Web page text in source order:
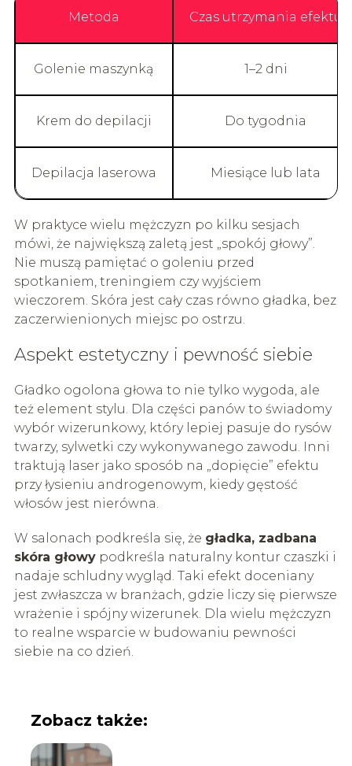
Metoda Czas utrzymania efektu
Golenie maszynką 1–2 dni
Krem do depilacji Do tygodnia
Depilacja laserowa Miesiące lub lata
W praktyce wielu mężczyzn po kilku sesjach
mówi, że największą zaletą jest „spokój głowy”.
Nie muszą pamiętać o goleniu przed
spotkaniem, treningiem czy wyjściem
wieczorem. Skóra jest cały czas równo gładka, bez
zaczerwienionych miejsc po ostrzu.
Aspekt estetyczny i pewność siebie
Gładko ogolona głowa to nie tylko wygoda, ale
też element stylu. Dla części panów to świadomy
wybór wizerunkowy, który lepiej pasuje do rysów
twarzy, sylwetki czy wykonywanego zawodu. Inni
traktują laser jako sposób na „dopięcie” efektu
przy łysieniu androgenowym, kiedy gęstość
włosów jest nierówna.
W salonach podkreśla się, że gładka, zadbana
skóra głowypodkreśla naturalny kontur czaszki i
nadaje schludny wygląd. Taki efekt doceniany
jest zwłaszcza w branżach, gdzie liczy się pierwsze
wrażenie i spójny wizerunek. Dla wielu mężczyzn
to realne wsparcie w budowaniu pewności
siebie na co dzień.
Zobacz także: